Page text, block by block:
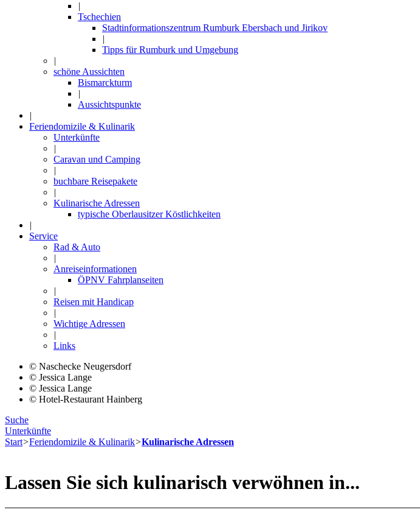
|
Tschechien
Stadtinformationszentrum Rumburk Ebersbach und Jirikov
|
Tipps für Rumburk und Umgebung
|
schöne Aussichten
Bismarckturm
|
Aussichtspunkte
|
Feriendomizile & Kulinarik
Unterkünfte
|
Caravan und Camping
|
buchbare Reisepakete
|
Kulinarische Adressen
typische Oberlausitzer Köstlichkeiten
|
Service
Rad & Auto
|
Anreiseinformationen
ÖPNV Fahrplanseiten
|
Reisen mit Handicap
|
Wichtige Adressen
|
Links
© Naschecke Neugersdorf
© Jessica Lange
© Jessica Lange
© Hotel-Restaurant Hainberg
Suche
Unterkünfte
Start>Feriendomizile & Kulinarik>Kulinarische Adressen
Lassen Sie sich kulinarisch verwöhnen in...